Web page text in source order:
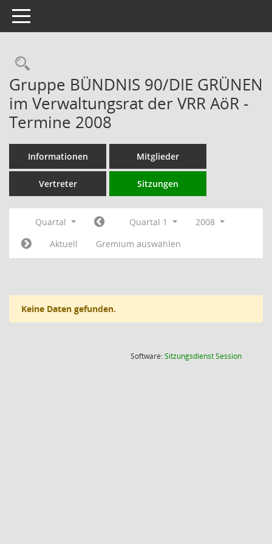
Toggle navigation
Rechercheauswahl
Gruppe BÜNDNIS 90/DIE GRÜNEN
im Verwaltungsrat der VRR AöR -
Termine 2008
Informationen Mitglieder
Vertreter Sitzungen
Quartal Quartal 1
2008
Aktuell
Gremium auswählen
Keine Daten gefunden.
Software:SitzungsdienstSession(Wird in